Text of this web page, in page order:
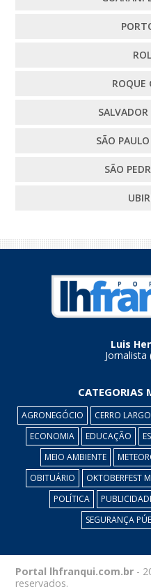
ROQUE
SÃO
SÃO
Luis
Jornalista
CATEGORIAS
AGRONEGÓCIO CERRO
ECONOMIA
EDUCAÇÃO
MEIO AMBIENTE
OBITUÁRIO
OKTOBERFEST
POLÍTICA
SEGURANÇA
Portal lhfranqui.com.br -
reservados.